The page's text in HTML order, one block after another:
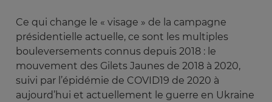
Ce qui change le « visage » de la campagne
présidentielle actuelle, ce sont les multiples
bouleversements connus depuis 2018 : le
mouvement des Gilets Jaunes de 2018 à 2020,
suivi par l’épidémie de COVID19 de 2020 à
aujourd’hui et actuellement le guerre en Ukraine